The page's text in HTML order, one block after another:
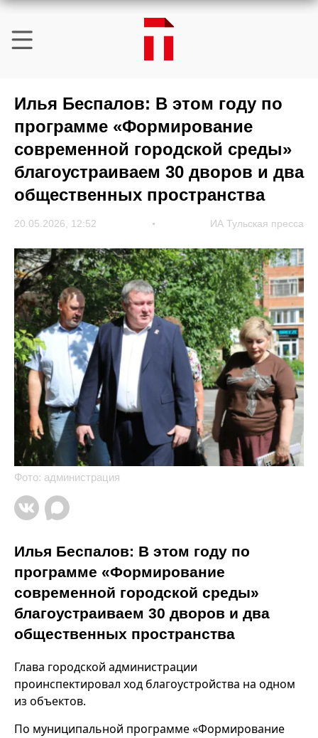
Илья Беспалов: В этом году по
программе «Формирование
современной городской среды»
благоустраиваем 30 дворов и два
общественных пространства
20.05.2026, 12:52 ИА Тульская пресса
Фото: администрация
Илья Беспалов: В этом году по
программе «Формирование
современной городской среды»
благоустраиваем 30 дворов и два
общественных пространства
Глава городской администрации
проинспектировал ход благоустройства на одном
из объектов.
По муниципальной программе «Формирование